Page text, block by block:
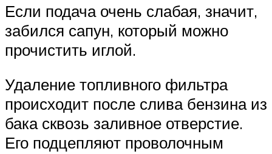
Если подача очень слабая, значит,
забился сапун, который можно
прочистить иглой.
Удаление топливного фильтра
происходит после слива бензина из
бака сквозь заливное отверстие.
Его подцепляют проволочным